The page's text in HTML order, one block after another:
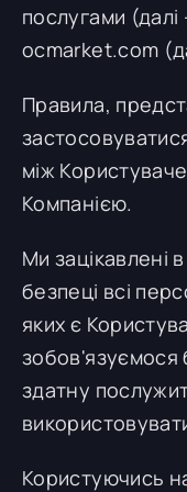
послугами (далі
ocmarket.com
Правила,
між
Компанією.
Ми зацікавлені
безпеці всі
яких є
зобов'язуємося
здатну
Користуючись